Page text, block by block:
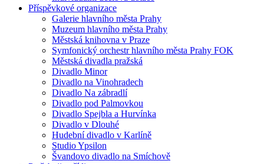
Příspěvkové organizace
Galerie hlavního města Prahy
Muzeum hlavního města Prahy
Městská knihovna v Praze
Symfonický orchestr hlavního města Prahy FOK
Městská divadla pražská
Divadlo Minor
Divadlo na Vinohradech
Divadlo Na zábradlí
Divadlo pod Palmovkou
Divadlo Spejbla a Hurvínka
Divadlo v Dlouhé
Hudební divadlo v Karlíně
Studio Ypsilon
Švandovo divadlo na Smíchově